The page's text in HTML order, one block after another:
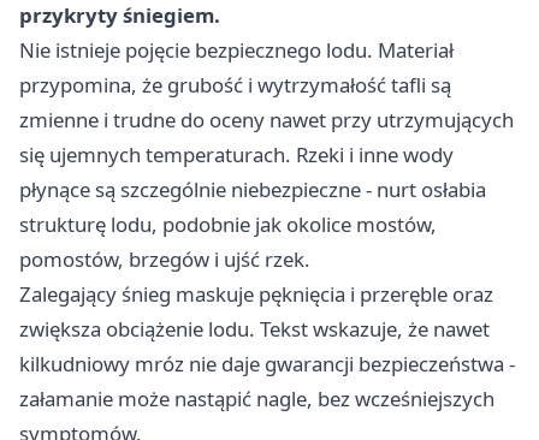
przykryty śniegiem.
Nie istnieje pojęcie bezpiecznego lodu. Materiał
przypomina, że grubość i wytrzymałość tafli są
zmienne i trudne do oceny nawet przy utrzymujących
się ujemnych temperaturach. Rzeki i inne wody
płynące są szczególnie niebezpieczne - nurt osłabia
strukturę lodu, podobnie jak okolice mostów,
pomostów, brzegów i ujść rzek.
Zalegający śnieg maskuje pęknięcia i przeręble oraz
zwiększa obciążenie lodu. Tekst wskazuje, że nawet
kilkudniowy mróz nie daje gwarancji bezpieczeństwa -
załamanie może nastąpić nagle, bez wcześniejszych
symptomów.